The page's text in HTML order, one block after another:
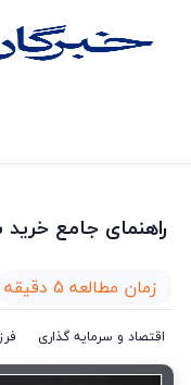
راهنمای جامع
زمان مطالعه 5 دقیقه
اقتصاد و سرمایه گذاری